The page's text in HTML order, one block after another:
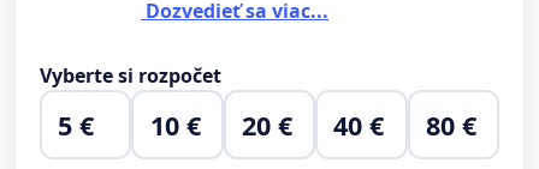
Dozvedieť sa viac...
Vyberte si rozpočet
5 € 10 € 20 € 40 € 80 €